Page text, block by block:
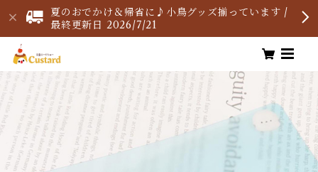
夏のおでかけ＆帰省に♪小鳥グッズ揃っています /
最終更新日 2026/7/21